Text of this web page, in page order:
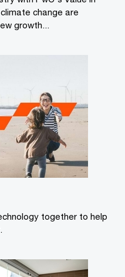
change are
growth...
together to help